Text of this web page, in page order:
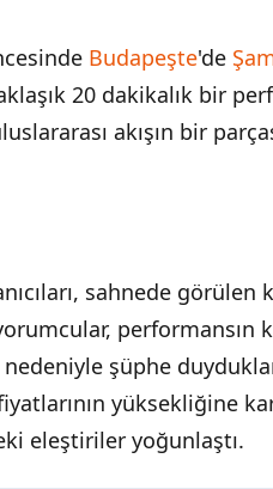
Budapeşte'de
20 dakikalık bir
akışın bir
sahnede görülen
performansın
şüphe
yüksekliğine
eleştiriler yoğunlaştı.